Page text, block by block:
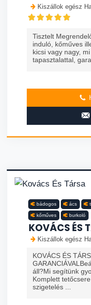
Kiszállok egész
Tisztelt
induló, kőműves
kicsi vagy nagy,
tapasztalattal,
bádogos ács
kőműves burkoló
KOVÁCS ÉS
Kiszállok egész
KOVÁCS ÉS
áll?Mi segítünk
Komplett
szigetelés ...